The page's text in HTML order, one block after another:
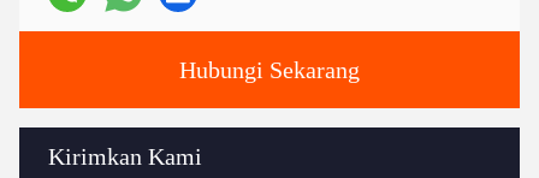
Hubungi Sekarang
Kirimkan Kami